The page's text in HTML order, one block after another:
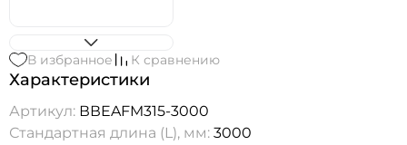
В избранное К сравнению
Характеристики
Артикул: ВВEAFM315-3000
Стандартная длина (L), мм: 3000